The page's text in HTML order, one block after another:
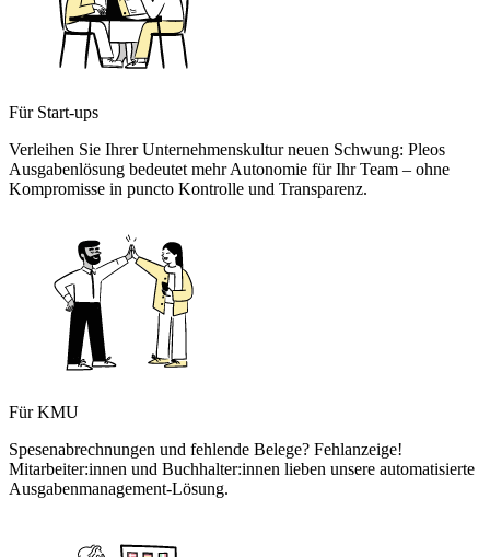
Für Start-ups
Verleihen Sie Ihrer Unternehmenskultur neuen Schwung: Pleos
Ausgabenlösung bedeutet mehr Autonomie für Ihr Team – ohne
Kompromisse in puncto Kontrolle und Transparenz.
Für KMU
Spesenabrechnungen und fehlende Belege? Fehlanzeige!
Mitarbeiter:innen und Buchhalter:innen lieben unsere automatisierte
Ausgabenmanagement-Lösung.